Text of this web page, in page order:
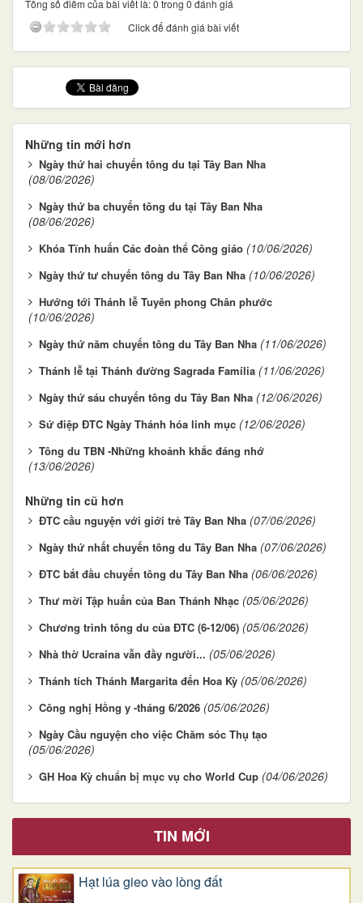
Tổng số điểm của bài viết là: 0 trong 0 đánh giá
Click để đánh giá bài viết
Những tin mới hơn
Ngày thứ hai chuyến tông du tại Tây Ban Nha
(08/06/2026)
Ngày thứ ba chuyến tông du tại Tây Ban Nha
(08/06/2026)
Khóa Tĩnh huấn Các đoàn thể Công giáo (10/06/2026)
Ngày thứ tư chuyến tông du Tây Ban Nha (10/06/2026)
Hướng tới Thánh lễ Tuyên phong Chân phước
(10/06/2026)
Ngày thứ năm chuyến tông du Tây Ban Nha (11/06/2026)
Thánh lễ tại Thánh đường Sagrada Família (11/06/2026)
Ngày thứ sáu chuyến tông du Tây Ban Nha (12/06/2026)
Sứ điệp ĐTC Ngày Thánh hóa linh mục (12/06/2026)
Tông du TBN -Những khoảnh khắc đáng nhớ
(13/06/2026)
Những tin cũ hơn
ĐTC cầu nguyện với giới trẻ Tây Ban Nha (07/06/2026)
Ngày thứ nhất chuyến tông du Tây Ban Nha (07/06/2026)
ĐTC bắt đầu chuyến tông du Tây Ban Nha (06/06/2026)
Thư mời Tập huấn của Ban Thánh Nhạc (05/06/2026)
Chương trình tông du của ĐTC (6-12/06) (05/06/2026)
Nhà thờ Ucraina vẫn đầy người... (05/06/2026)
Thánh tích Thánh Margarita đến Hoa Kỳ (05/06/2026)
Công nghị Hồng y -tháng 6/2026 (05/06/2026)
Ngày Cầu nguyện cho việc Chăm sóc Thụ tạo
(05/06/2026)
GH Hoa Kỳ chuẩn bị mục vụ cho World Cup (04/06/2026)
TIN MỚI
Hạt lúa gieo vào lòng đất